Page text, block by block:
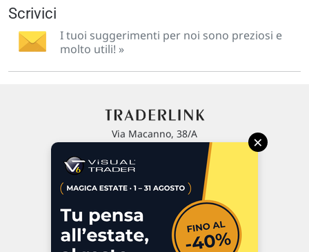
Scrivici
I tuoi suggerimenti per noi sono preziosi e
molto utili! »
Via Macanno, 38/A
P.IVA 02 452 460 401
Commenti e segnalazioni
Contattaci
×